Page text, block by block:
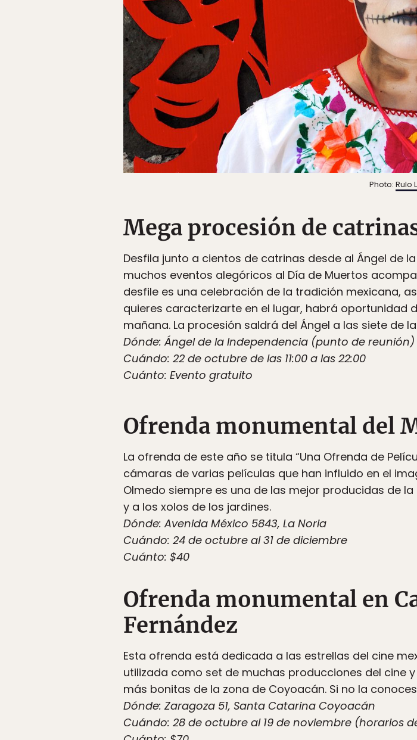
Photo: Rulo
Mega procesión de
Desfila junto a cientos de catrinas desde al Ángel de
muchos eventos alegóricos al Día de Muertos
desfile es una celebración de la tradición mexicana,
quieres caracterizarte en el lugar, habrá oportunidad
mañana. La procesión saldrá del Ángel a las siete de
Dónde: Ángel de la Independencia (punto de reunión)
Cuándo: 22 de octubre de las 11:00 a las 22:00
Cuánto: Evento gratuito
Ofrenda monumental del
La ofrenda de este año se titula “Una Ofrenda de
cámaras de varias películas que han influido en el
Olmedo siempre es una de las mejor producidas de
y a los xolos de los jardines.
Dónde: Avenida México 5843, La Noria
Cuándo: 24 de octubre al 31 de diciembre
Cuánto: $40
Ofrenda monumental en
Fernández
Esta ofrenda está dedicada a las estrellas del cine
utilizada como set de muchas producciones del cine
más bonitas de la zona de Coyoacán. Si no la
Dónde: Zaragoza 51, Santa Catarina Coyoacán
Cuándo: 28 de octubre al 19 de noviembre (horarios